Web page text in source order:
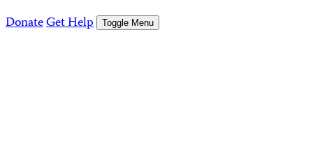
DonateGet Help Toggle Menu